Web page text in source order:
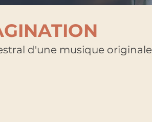
d'une musique originale